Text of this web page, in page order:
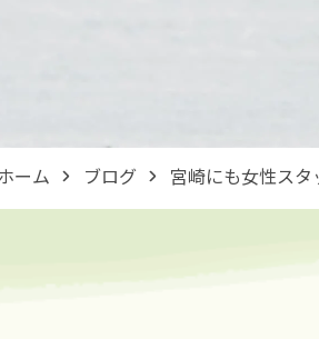
ーム ブログ 宮崎にも女性スタ